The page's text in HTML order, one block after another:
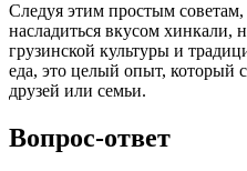
Следуя этим простым
насладиться вкусом хинкали,
грузинской культуры и
еда, это целый опыт, который
друзей или семьи.
Вопрос-ответ